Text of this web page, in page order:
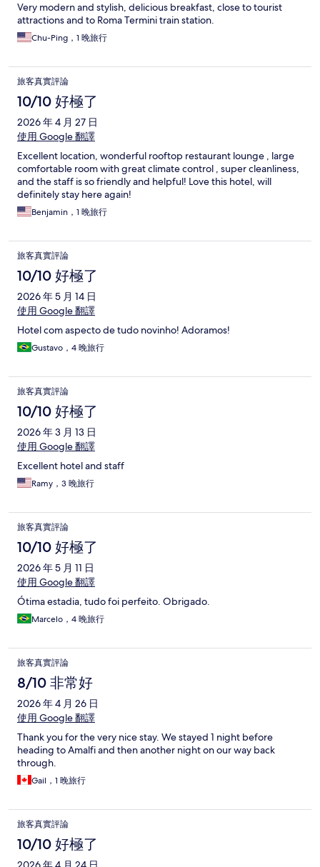
Very modern and stylish, delicious breakfast, close to tourist
attractions and to Roma Termini train station.
Chu-Ping，1 晚旅行
旅客真實評論
10/10 好極了
2026 年 4 月 27 日
使用 Google 翻譯
Excellent location, wonderful rooftop restaurant lounge , large
comfortable room with great climate control , super cleanliness,
and the staff is so friendly and helpful! Love this hotel, will
definitely stay here again!
Benjamin，1 晚旅行
旅客真實評論
10/10 好極了
2026 年 5 月 14 日
使用 Google 翻譯
Hotel com aspecto de tudo novinho! Adoramos!
Gustavo，4 晚旅行
旅客真實評論
10/10 好極了
2026 年 3 月 13 日
使用 Google 翻譯
Excellent hotel and staff
Ramy，3 晚旅行
旅客真實評論
10/10 好極了
2026 年 5 月 11 日
使用 Google 翻譯
Ótima estadia, tudo foi perfeito. Obrigado.
Marcelo，4 晚旅行
旅客真實評論
8/10 非常好
2026 年 4 月 26 日
使用 Google 翻譯
Thank you for the very nice stay. We stayed 1 night before
heading to Amalfi and then another night on our way back
through.
Gail，1 晚旅行
旅客真實評論
10/10 好極了